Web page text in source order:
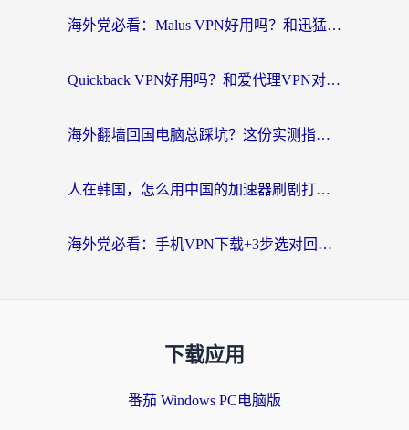
海外党必看：Malus VPN好用吗？和迅猛兔VPN对比哪个回国效果更好？附真实体验与避坑指南
Quickback VPN好用吗？和爱代理VPN对比哪个回国效果更好？
海外翻墙回国电脑总踩坑？这份实测指南帮你选对加速器（附ChickCNinitapMalus对比）
人在韩国，怎么用中国的加速器刷剧打游戏？这份真实体验指南给你答案
海外党必看：手机VPN下载+3步选对回国加速器，无缝刷国内资源不再愁
下载应用
番茄 Windows PC电脑版